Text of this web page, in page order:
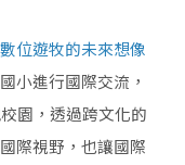
位遊牧的未來想像
小進行國際交流，
園，透過跨文化的
際視野，也讓國際